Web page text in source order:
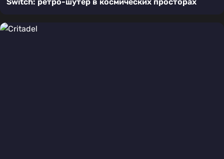
Switch: ретро-шутер в космических просторах